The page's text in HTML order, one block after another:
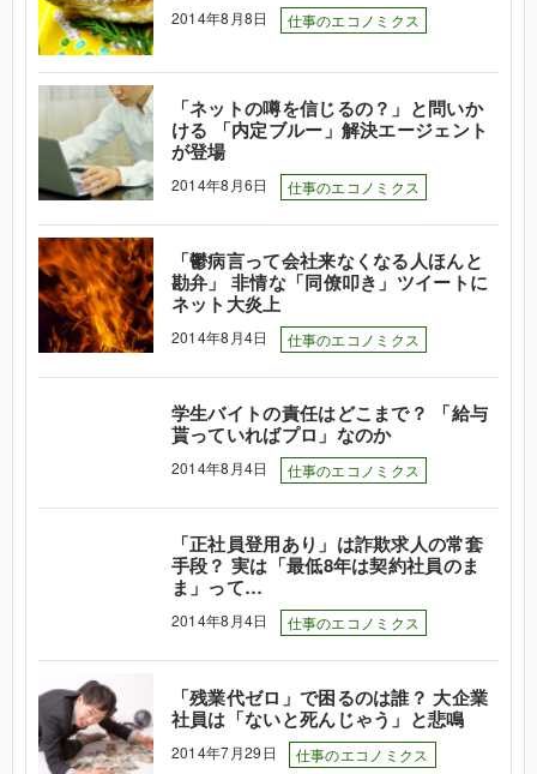
2014年8月8日 仕事のエコノミクス
「ネットの噂を信じるの？」と問いか
ける 「内定ブルー」解決エージェント
が登場
2014年8月6日 仕事のエコノミクス
「鬱病言って会社来なくなる人ほんと
勘弁」 非情な「同僚叩き」ツイートに
ネット大炎上
2014年8月4日 仕事のエコノミクス
学生バイトの責任はどこまで？ 「給与
貰っていればプロ」なのか
2014年8月4日 仕事のエコノミクス
「正社員登用あり」は詐欺求人の常套
手段？ 実は「最低8年は契約社員のま
ま」って…
2014年8月4日 仕事のエコノミクス
「残業代ゼロ」で困るのは誰？ 大企業
社員は「ないと死んじゃう」と悲鳴
2014年7月29日 仕事のエコノミクス